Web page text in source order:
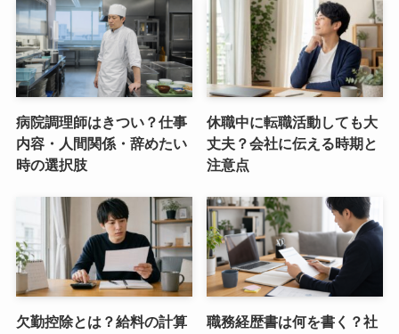
病院調理師はきつい？仕事
内容・人間関係・辞めたい
時の選択肢
休職中に転職活動しても大
丈夫？会社に伝える時期と
注意点
欠勤控除とは？給料の計算
職務経歴書は何を書く？社